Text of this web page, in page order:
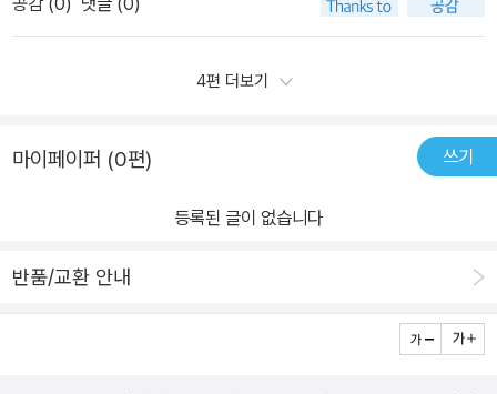
행할 수 있는 방법들을 알아내는 사례들도 담아내고 있는데 역시 프
것이고인공지능과 프롬프트 엔지니어링의 미래에 대해 생각해보는
합니다하지만 어떤 '질문'이냐에 따라서AI가 하는 말이 달라지고 내용
도 달라지는데요이떄 어떻게 질문을 잘해야 내가 적절한 답변을 얻을
수 있을까?얼마나 질문을 잘해야 인공지능에게 가장 훌륭한 답변을
로운 직군이 생겨나게 된겁니다AI에게 '어떻게하면 최상의 답변을 받
을 수 있는지'에 대해서 연구하고그것들을 바탕으로 AI를 사용하는
업이 발전되면서 앞으로 없어질 직군도 생겨나겠지만이렇게 프롬프
음에는 이런 직군을 몰랐지만이 직군이 연봉 1억이라는 걸 듣고 아..
공부해야겠다라는 생각이 들었습니다현재 ai를 사용하고 계시지 않
나요?그럼 빨리 사용해보시길 바랍니다 시대는 급변하거든요개인적
4편 더보기
마이페이퍼 (0편) 쓰기
등록된 글이 없습니다
반품/교환 안내